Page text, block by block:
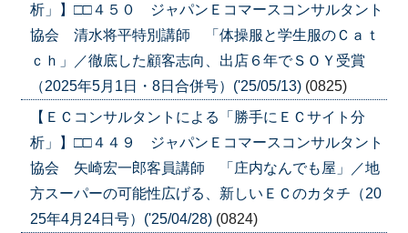
析」】□□４５０ ジャパンＥコマースコンサルタント
協会 清水将平特別講師 「体操服と学生服のＣａｔ
ｃｈ」／徹底した顧客志向、出店６年でＳＯＹ受賞
（2025年5月1日・8日合併号）('25/05/13) (0825)
【ＥＣコンサルタントによる「勝手にＥＣサイト分
析」】□□４４９ ジャパンＥコマースコンサルタント
協会 矢崎宏一郎客員講師 「庄内なんでも屋」／地
方スーパーの可能性広げる、新しいＥＣのカタチ（20
25年4月24日号）('25/04/28) (0824)